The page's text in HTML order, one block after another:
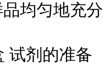
均匀地充分
试剂的准备